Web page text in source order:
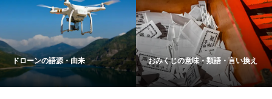
ドローンの語源・由来 おみくじの意味・類語・言い換え